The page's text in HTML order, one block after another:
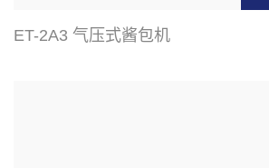
ET-2A3 气压式酱包机